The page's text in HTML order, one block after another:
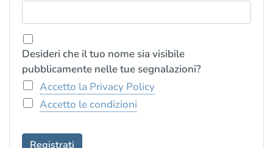
Desideri che il tuo nome sia visibile
pubblicamente nelle tue segnalazioni?
Accetto la Privacy Policy
Accetto le condizioni
Registrati